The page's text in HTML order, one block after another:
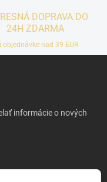
DOPRAVA DO
24H ZDARMA
objednávke nad 39 EUR
informácie o nových